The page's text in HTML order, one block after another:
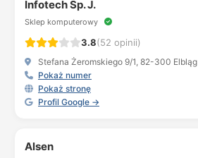
Infotech Sp. J.
Sklep komputerowy
3.8(52 opinii)
Stefana Żeromskiego 9/1, 82-300 Elbląg
Pokaż numer
Pokaż stronę
Profil Google →
Alsen